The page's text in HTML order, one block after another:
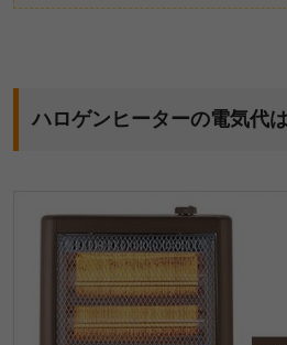
ハロゲンヒーターの電気代